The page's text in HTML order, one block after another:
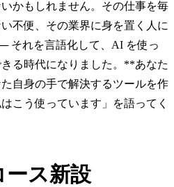
かもしれません。その仕事を毎
不便、その業界に身を置く人に
それを言語化して、AI を使っ
る時代になりました。**あなた
自身の手で解決するツールを作
こう使っています」を語ってく
ース新設